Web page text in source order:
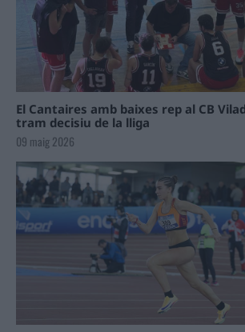
El Cantaires amb baixes rep al CB
tram decisiu de la lliga
09 maig 2026